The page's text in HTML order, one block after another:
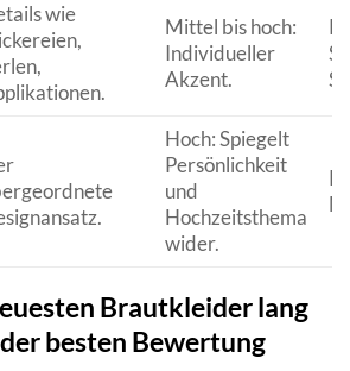
wie
Mittel bis hoch:
Individueller
Akzent.
Hoch: Spiegelt
Persönlichkeit
und
Hochzeitsthema
wider.
Brautkleider lang
besten Bewertung